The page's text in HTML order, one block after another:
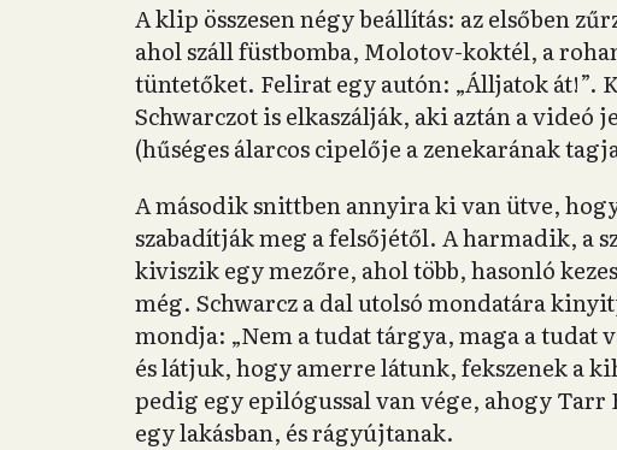
A klip összesen négy beállítás: az elsőben
ahol száll füstbomba, Molotov-koktél, a
tüntetőket. Felirat egy autón: „Álljatok át!”.
Schwarczot is elkaszálják, aki aztán a videó
(hűséges álarcos cipelője a zenekarának
A második snittben annyira ki van ütve,
szabadítják meg a felsőjétől. A harmadik, a
kiviszik egy mezőre, ahol több, hasonló
még. Schwarcz a dal utolsó mondatára
mondja: „Nem a tudat tárgya, maga a tudat
és látjuk, hogy amerre látunk, fekszenek a
pedig egy epilógussal van vége, ahogy Tarr
egy lakásban, és rágyújtanak.